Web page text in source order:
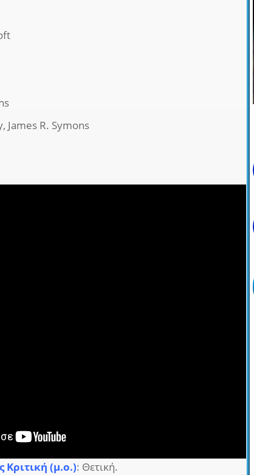
James R. Symons
Κριτική (μ.ο.): Θετική.